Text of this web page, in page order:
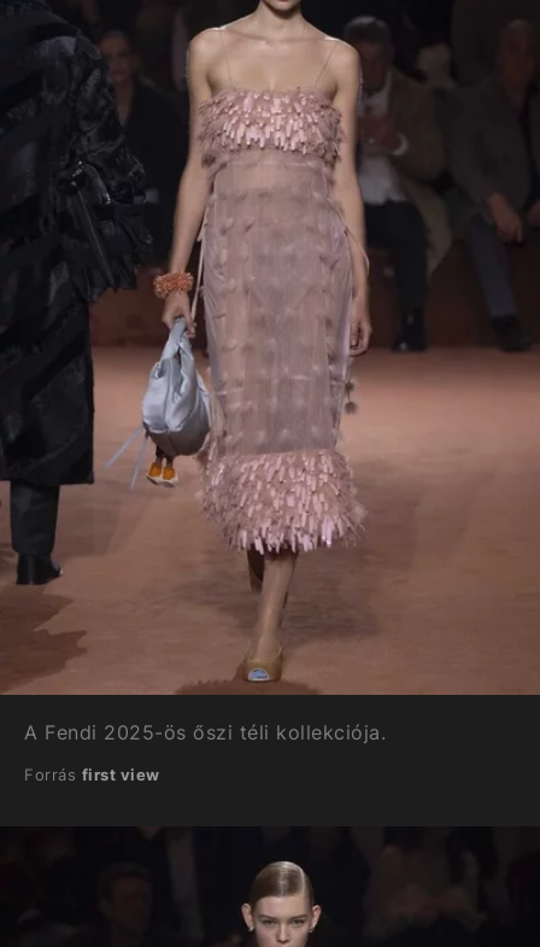
A Fendi 2025-ös őszi téli kollekciója.
Forrás first view